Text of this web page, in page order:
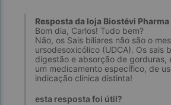
Resposta da loja Biostévi Pharma
Bom dia, Carlos! Tudo bem?
Não, os Sais biliares não são o
ursodesoxicólico (UDCA). Os sais
digestão e absorção de gorduras,
um medicamento específico, de
indicação clínica distinta!
esta resposta foi útil?